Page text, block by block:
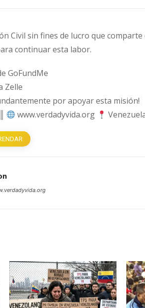
Civil sin fines de lucro que comparte
continuar esta labor.
GoFundMe
Zelle
por apoyar esta misión!
www.verdadyvida.org